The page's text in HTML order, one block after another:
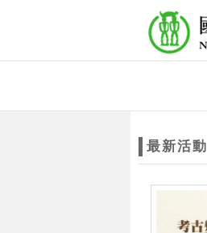
最新活動